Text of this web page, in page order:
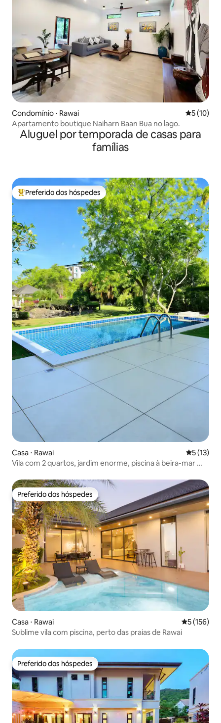
Condomínio ⋅ Rawai 5 de uma
5 (10)
Apartamento boutique Naiharn Baan Bua no lago.
Aluguel por temporada de casas para
famílias
Entre os melhores preferidos dos hóspedes
Preferido dos hóspedes
Casa ⋅ Rawai 5 de uma
5 (13)
Vila com 2 quartos, jardim enorme, piscina à beira-mar @
Preferido dos hóspedes
Preferido dos hóspedes
Casa ⋅ Rawai 5 de uma
5 (156)
Sublime vila com piscina, perto das praias de Rawai
Preferido dos hóspedes
Preferido dos hóspedes